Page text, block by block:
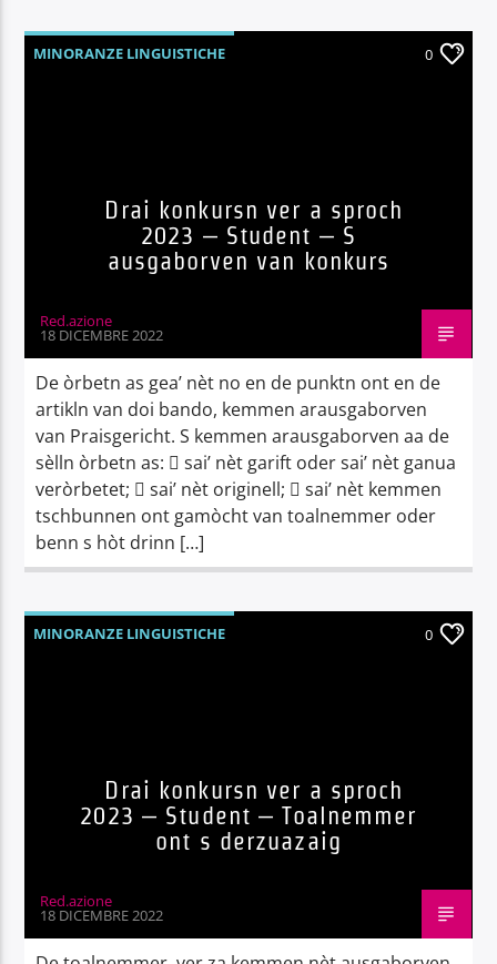
MINORANZE LINGUISTICHE 0
Drai konkursn ver a sproch
2023 – Student – S
ausgaborven van konkurs
Red.azione
18 DICEMBRE 2022
De òrbetn as gea’ nèt no en de punktn ont en de
artikln van doi bando, kemmen arausgaborven
van Praisgericht. S kemmen arausgaborven aa de
sèlln òrbetn as:  sai’ nèt garift oder sai’ nèt ganua
veròrbetet;  sai’ nèt originell;  sai’ nèt kemmen
tschbunnen ont gamòcht van toalnemmer oder
benn s hòt drinn […]
MINORANZE LINGUISTICHE 0
Drai konkursn ver a sproch
2023 – Student – Toalnemmer
ont s derzuazaig
Red.azione
18 DICEMBRE 2022